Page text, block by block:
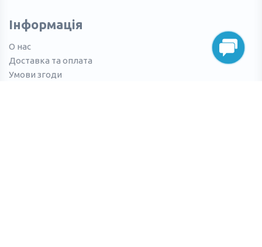
Інформація
О нас
Доставка та оплата
Умови згоди